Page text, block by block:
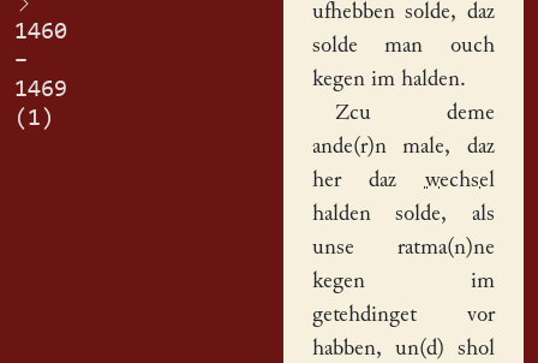
1460
–
1469
(1)
ufhebben solde, daz
solde man ouch
kegen im halden.
Zcu deme
ande(r)n male, daz
her dazwechsel
halden solde, als
unse ratma(n)ne
kegen im
getehdinget vor
habben, un(d) shol